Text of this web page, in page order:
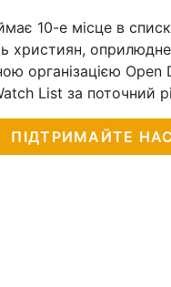
10-е місце в
християн,
організацією Open
List за поточний
ПІДТРИМАЙТЕ НАС